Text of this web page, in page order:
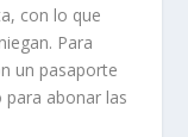
con lo que
Para
un pasaporte
abonar las